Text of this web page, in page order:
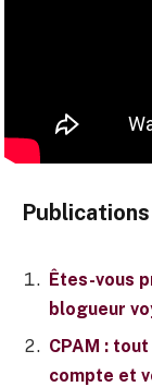
Êtes-vous
blogueur
CPAM :
compte et